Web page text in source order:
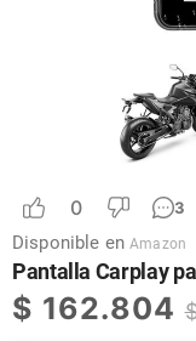
0 3
Disponible en Amazon
Pantalla Carplay
$ 162.804